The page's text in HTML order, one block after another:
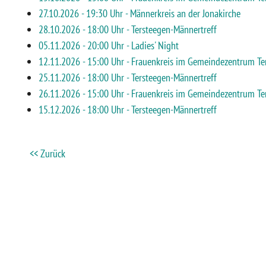
27.10.2026 - 19:30 Uhr - Männerkreis an der Jonakirche
28.10.2026 - 18:00 Uhr - Tersteegen-Männertreff
05.11.2026 - 20:00 Uhr - Ladies' Night
12.11.2026 - 15:00 Uhr - Frauenkreis im Gemeindezentrum
25.11.2026 - 18:00 Uhr - Tersteegen-Männertreff
26.11.2026 - 15:00 Uhr - Frauenkreis im Gemeindezentrum
15.12.2026 - 18:00 Uhr - Tersteegen-Männertreff
<< Zurück